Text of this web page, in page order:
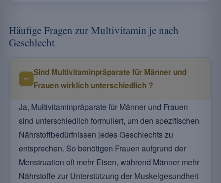
Häufige Fragen zur Multivitamin je nach
Geschlecht
Sind Multivitaminpräparate für Männer und
Frauen wirklich unterschiedlich ?
Ja, Multivitaminpräparate für Männer und Frauen
sind unterschiedlich formuliert, um den spezifischen
Nährstoffbedürfnissen jedes Geschlechts zu
entsprechen. So benötigen Frauen aufgrund der
Menstruation oft mehr Eisen, während Männer mehr
Nährstoffe zur Unterstützung der Muskelgesundheit